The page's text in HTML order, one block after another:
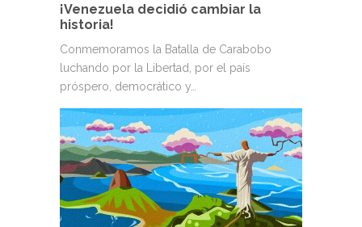
¡Venezuela decidió cambiar la
historia!
Conmemoramos la Batalla de Carabobo
luchando por la Libertad, por el país
próspero, democrático y…